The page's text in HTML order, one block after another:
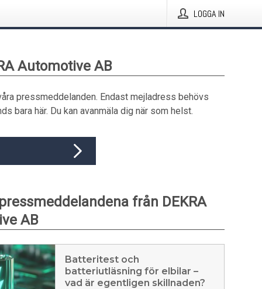
LOGGA IN
Automotive AB
pressmeddelanden. Endast mejladress behövs
bara här. Du kan avanmäla dig när som helst.
från DEKRA
AB
Batteritest och
batteriutläsning för elbilar –
vad är egentligen skillnaden?